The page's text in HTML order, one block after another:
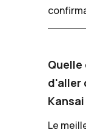
d'aller
Le